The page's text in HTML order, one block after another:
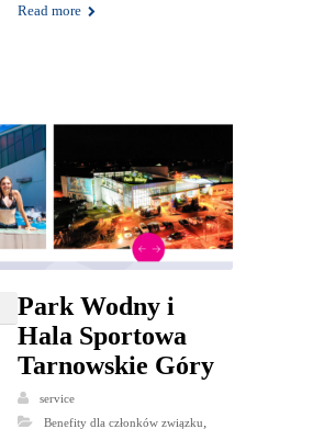
Read more
Park Wodny i
Hala Sportowa
Tarnowskie Góry
service
Benefity dla członków związku,